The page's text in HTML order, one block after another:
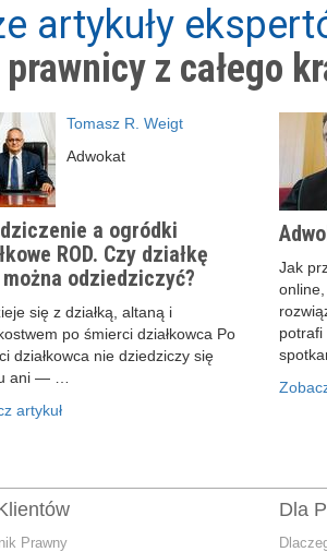
artykuły
z całego
Tomasz R. Weigt
Adwokat
a ogródki
ROD. Czy działkę
można odziedziczyć?
się z działką, altaną i
po śmierci działkowca Po
działkowca nie dziedziczy się
ani — …
artykuł
Jak
potrafi
Prawny
Dla